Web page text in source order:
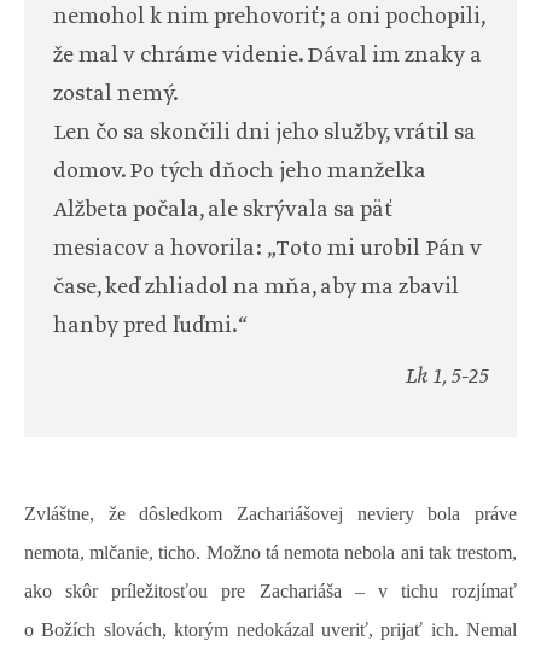
nemohol k nim prehovoriť; a oni pochopili,
že mal v chráme videnie. Dával im znaky a
zostal nemý.
Len čo sa skončili dni jeho služby, vrátil sa
domov. Po tých dňoch jeho manželka
Alžbeta počala, ale skrývala sa päť
mesiacov a hovorila: „Toto mi urobil Pán v
čase, keď zhliadol na mňa, aby ma zbavil
hanby pred ľuďmi.“
Lk 1, 5-25
Zvláštne, že dôsledkom Zachariášovej neviery bola práve
nemota, mlčanie, ticho. Možno tá nemota nebola ani tak trestom,
ako skôr príležitosťou pre Zachariáša – v tichu rozjímať
o Božích slovách, ktorým nedokázal uveriť, prijať ich. Nemal